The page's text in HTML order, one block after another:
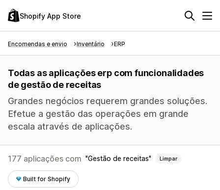
Shopify App Store
Encomendas e envio Inventário ERP
Todas as aplicações erp com funcionalidades
de gestão de receitas
Grandes negócios requerem grandes soluções.
Efetue a gestão das operações em grande
escala através de aplicações.
177 aplicações com Gestão de receitas Limpar
Built for Shopify